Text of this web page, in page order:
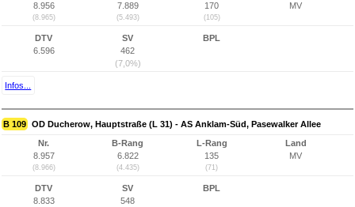
8.956
(8.965)
7.889
(5.493)
170
(105)
MV
DTV
6.596
SV
462
(7,0%)
BPL
Infos...
B 109 OD Ducherow, Hauptstraße (L 31) - AS Anklam-Süd, Pasewalker Allee
Nr.
8.957
(8.966)
B-Rang
6.822
(4.435)
L-Rang
135
(71)
Land
MV
DTV
8.833
SV
548
BPL